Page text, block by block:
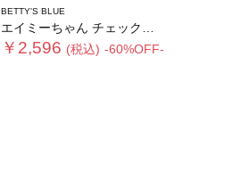
BETTY'S BLUE
エイミーちゃん チェックシャツ
￥2,596 (税込) -60%OFF-